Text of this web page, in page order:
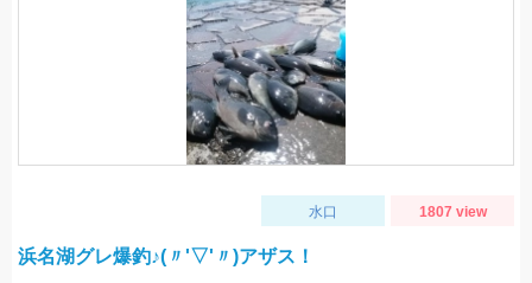
水口 1807 view
浜名湖グレ爆釣♪(〃'▽'〃)アザス！